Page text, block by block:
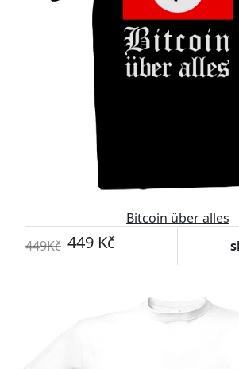
Bitcoin über alles
449Kč 449 Kč